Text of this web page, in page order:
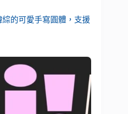
的可愛手寫圓體，支援